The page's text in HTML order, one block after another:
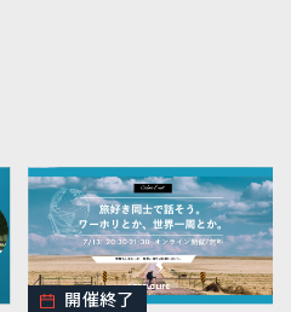
開催終了